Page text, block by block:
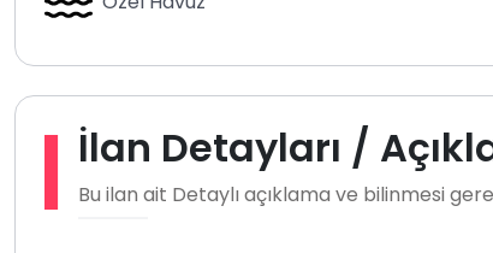
İlan Detayları /
Bu ilan ait Detaylı açıklama ve bilinmesi